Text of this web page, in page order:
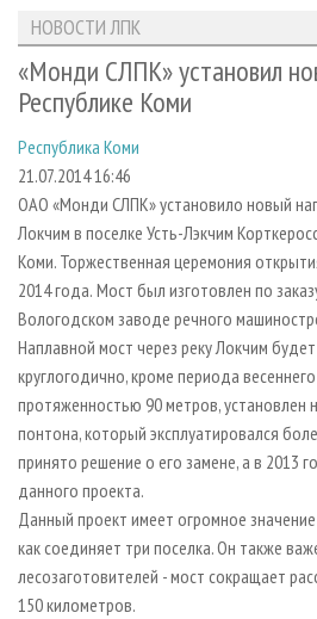
ЛЕСОЗАГОТОВКА
ЛЕСОПИЛЕНИЕ
СУШКА ДРЕВЕСИНЫ
ПРОИЗВОДСТВО ДРЕВЕСНЫХ
ДЕРЕВЯННОЕ ДОМОСТРОЕНИЕ
ПРОИЗВОДСТВО МЕБЕЛИ
БИОЭНЕРГЕТИКА
ЦБП
ИНСТРУМЕНТ И МАТЕРИАЛЫ
НОВОСТИ ЛПК
НОВОСТИ ЖУРНАЛА
ПРОЕКТЫ ЛПИ
АНАЛИТИКА
ПРЕДПРИЯТИЯ ЛПК
ПЕРСОНЫ
МОБИЛЬНЫЕ ВЫСТАВКИ
ОФИЦИАЛЬНЫЕ ДЕЛЕГАЦИИ
ПРИОРИТЕТНЫЕ ИНВЕСТПРОЕКТЫ
RUSSIAN FORESTRY REVIEW
ГАЗЕТА ЛЕСПРОМФОРУМ
БИБЛИОТЕКА СПЕЦИАЛИСТА
АРХИВ
АРХИВ ЖУРНАЛОВ
СТАТЬИ
О ЖУРНАЛЕ
ПОДПИСКА
КОНТАКТЫ
РЕКЛАМОДАТЕЛЯМ
РЕКЛАМА
РЕКЛАМА НА САЙТЕ
НОВОСТИ ЛПК
«Монди СЛПК» установил
Республике Коми
Республика Коми
21.07.2014 16:46
ОАО «Монди СЛПК» установило новый
Локчим в поселке Усть-Лэкчим
Коми. Торжественная церемония
2014 года. Мост был изготовлен по
Вологодском заводе речного
Наплавной мост через реку Локчим
круглогодично, кроме периода
протяженностью 90 метров, установлен
понтона, который эксплуатировался
принято решение о его замене, а в 2013
данного проекта.
Данный проект имеет огромное
как соединяет три поселка. Он также
лесозаготовителей - мост сокращает
150 километров.